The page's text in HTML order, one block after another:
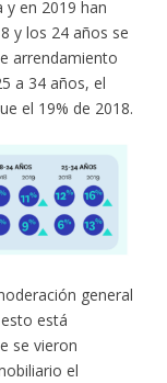
en 2019 han
y los 24 años se
arrendamiento
a 34 años, el
el 19% de 2018.
general
está
se vieron
el